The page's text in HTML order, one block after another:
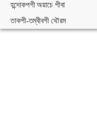
হন্দোকপগী অয়াচে পীবা
তাকপী-তম্বীবগী থৌরম